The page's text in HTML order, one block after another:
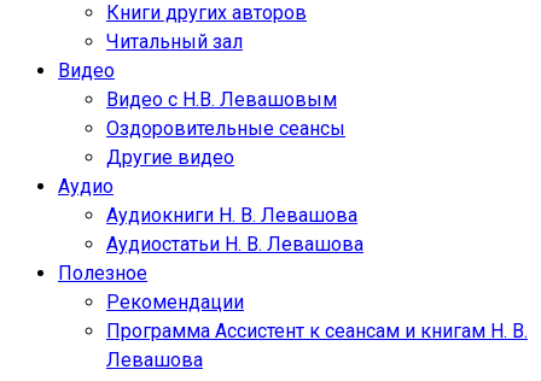
Книги других авторов
Читальный зал
Видео
Видео с Н.В. Левашовым
Оздоровительные сеансы
Другие видео
Аудио
Аудиокниги Н. В. Левашова
Аудиостатьи Н. В. Левашова
Полезное
Рекомендации
Программа Ассистент к сеансам и книгам Н. В.
Левашова